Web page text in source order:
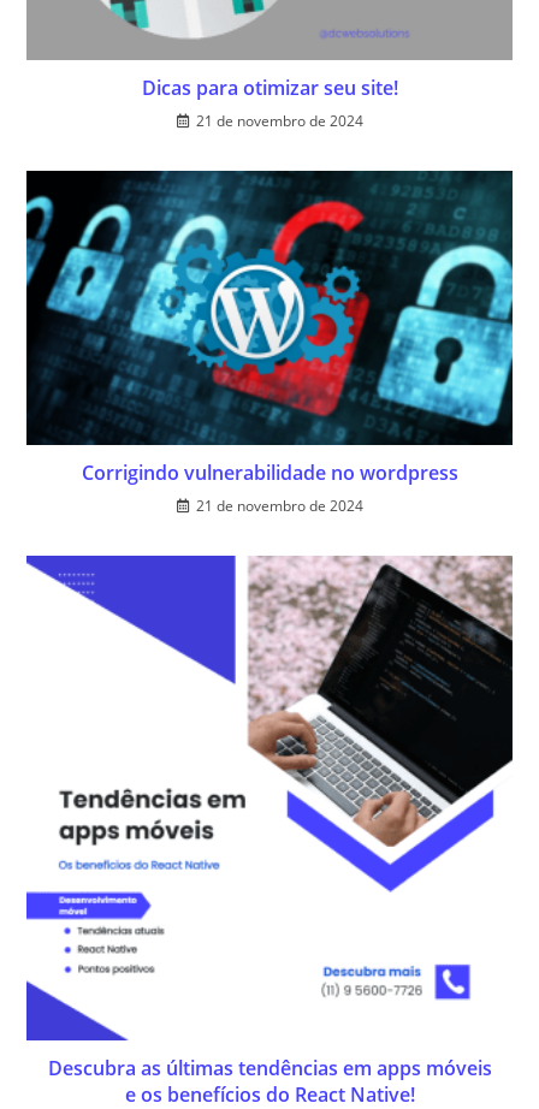
Dicas para otimizar seu site!
21 de novembro de 2024
Corrigindo vulnerabilidade no wordpress
21 de novembro de 2024
Descubra as últimas tendências em apps móveis
e os benefícios do React Native!